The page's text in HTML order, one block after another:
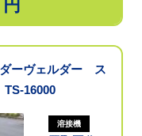
円
ーヴェルダー ス
16000
溶接機